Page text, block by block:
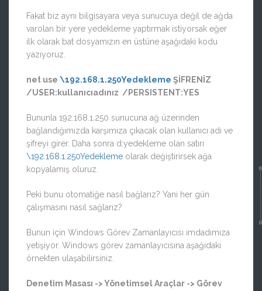
Fakat biz aynı bilgisayara veya sunucuya değil de ağda
varolan bir yere yedekleme yaptırmak istiyorsak eğer
ilk olarak bat dosyamızın en üstüne aşağıdaki kodu
yazıyoruz.
net use \192.168.1.250Yedekleme ŞİFRENİZ
/USER:kullanıcıadınız /PERSISTENT:YES
Bununla 192.168.1.250 sunucuna ağ üzerinden
bağlandığımızda karşımıza çıkacak olan kullanıcı adı ve
şifreyi girer. Daha sonra d:yedekleme olan satırı
\192.168.1.250Yedekleme olarak değiştirirsek ağa
kopyalamış oluruz.
Peki bunu otomatiğe nasıl bağlarız? Yani her gün
çalışmasını nasıl sağlarız?
Bunun için Windows Görev Zamanlayıcısı imdadımıza
yetişiyor. Windows görev zamanlayıcısına aşağıdaki
örnekten ulaşabilirsiniz.
Denetim Masası -> Yönetimsel Araçlar -> Görev